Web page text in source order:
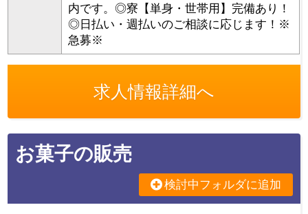
内です。◎寮【単身・世帯用】完備あり！
◎日払い・週払いのご相談に応じます！※
急募※
求人情報詳細へ
お菓子の販売
検討中フォルダに追加